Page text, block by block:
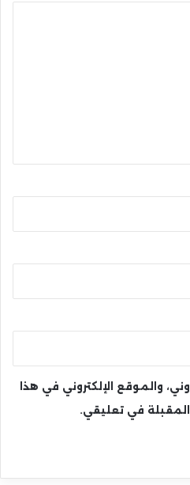
والموقع الإلكتروني في هذا
المقبلة في تعليقي.